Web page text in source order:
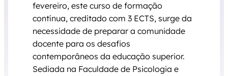
fevereiro, este curso de formação
contínua, creditado com 3 ECTS, surge da
necessidade de preparar a comunidade
docente para os desafios
contemporâneos da educação superior.
Sediada na Faculdade de Psicologia e